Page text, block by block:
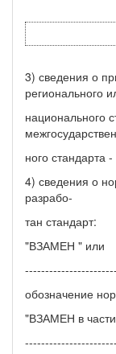
3) сведения о
регионального
национального
ного стандарта
4) сведения о
разрабо-
тан стандарт:
"ВЗАМЕН " или
обозначение
"ВЗАМЕН в